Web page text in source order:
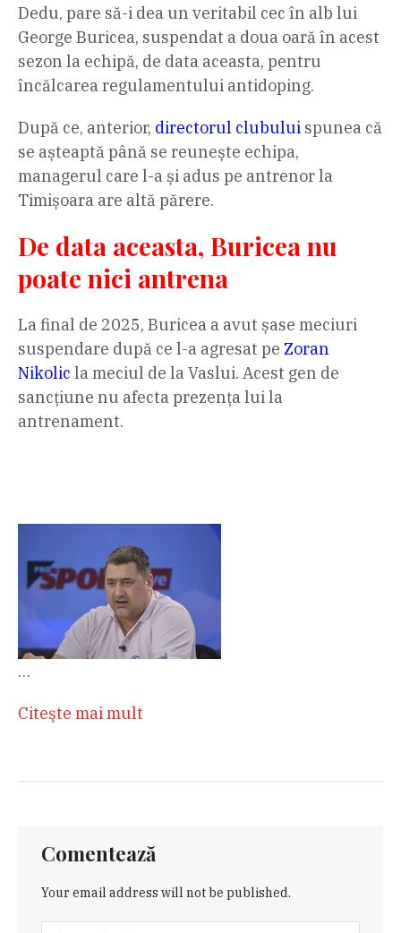
Dedu, pare să-i dea un veritabil cec în alb lui
George Buricea, suspendat a doua oară în acest
sezon la echipă, de data aceasta, pentru
încălcarea regulamentului antidoping.
După ce, anterior, directorul clubului spunea că
se așteaptă până se reunește echipa,
managerul care l-a și adus pe antrenor la
Timișoara are altă părere.
De data aceasta, Buricea nu
poate nici antrena
La final de 2025, Buricea a avut șase meciuri
suspendare după ce l-a agresat pe Zoran
Nikolic la meciul de la Vaslui. Acest gen de
sancțiune nu afecta prezența lui la
antrenament.
…
Citeşte mai mult
Comentează
Your email address will not be published.